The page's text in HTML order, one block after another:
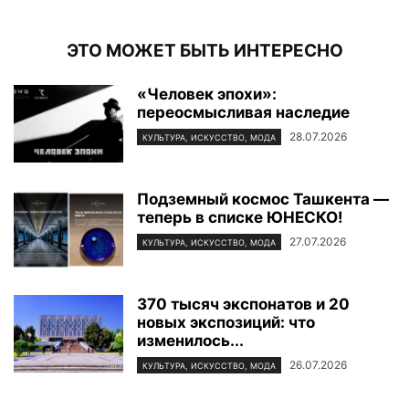
ЭТО МОЖЕТ БЫТЬ ИНТЕРЕСНО
«Человек эпохи»:
переосмысливая наследие
КУЛЬТУРА, ИСКУССТВО, МОДА 28.07.2026
Подземный космос Ташкента —
теперь в списке ЮНЕСКО!
КУЛЬТУРА, ИСКУССТВО, МОДА 27.07.2026
370 тысяч экспонатов и 20
новых экспозиций: что
изменилось...
КУЛЬТУРА, ИСКУССТВО, МОДА 26.07.2026